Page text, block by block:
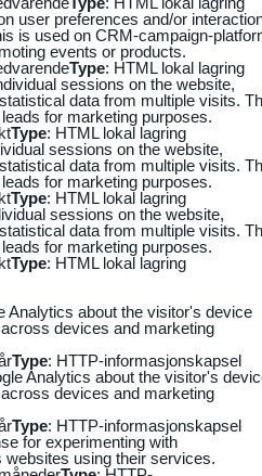
user preferences and/or
is used on CRM-campaign-
events or products.
Type: HTML lokal lagring
sessions on the website,
data from multiple visits.
for marketing purposes.
Type: HTML lokal lagring
sessions on the website,
data from multiple visits.
for marketing purposes.
Type: HTML lokal lagring
sessions on the website,
data from multiple visits.
for marketing purposes.
Type: HTML lokal lagring
Analytics about the visitor's device
devices and marketing
Type: HTTP-informasjonskapsel
Analytics about the visitor's
devices and marketing
Type: HTTP-informasjonskapsel
for experimenting with
using their services.